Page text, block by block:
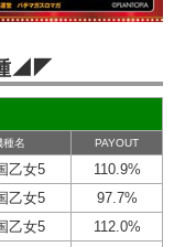
◢◤
種名 PAYOUT
乙女5
110.9%
乙女5
97.7%
乙女5
112.0%